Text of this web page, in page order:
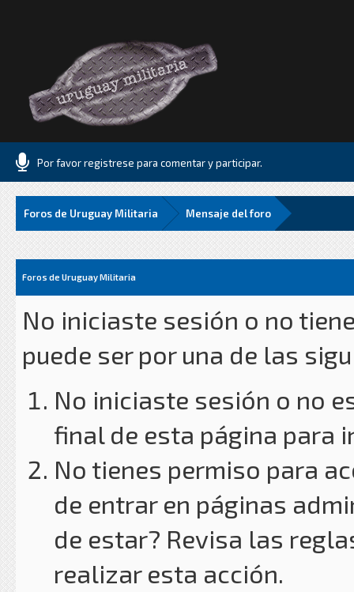
Por favor registrese para comentar y participar.
Foros de Uruguay Militaria Mensaje del foro
Foros de Uruguay Militaria
No iniciaste sesión o no
puede ser por una de las
No iniciaste sesión o no
final de esta página para
No tienes permiso para
de entrar en páginas
de estar? Revisa las
realizar esta acción.